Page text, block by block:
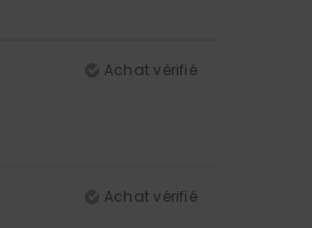
Achat vérifié
Achat vérifié